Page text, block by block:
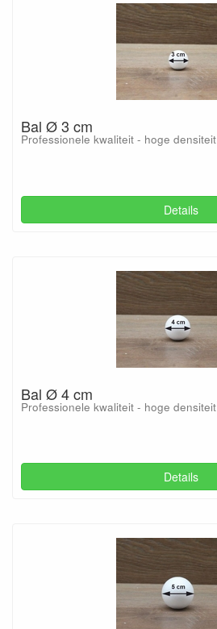
Bal Ø 3 cm
Professionele kwaliteit - hoge densiteit
Details
Bal Ø 4 cm
Professionele kwaliteit - hoge densiteit
Details